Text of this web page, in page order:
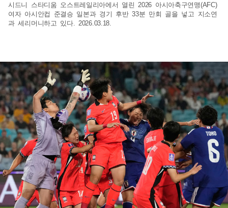
시드니 스타디움 오스트레일리아에서 열린 2026 아시아축구연맹(AFC)
여자 아시안컵 준결승 일본과 경기 후반 33분 만회 골을 넣고 지소연
과 세리머니하고 있다. 2026.03.18.